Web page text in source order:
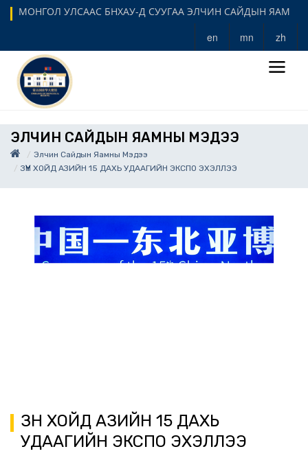
МОНГОЛ УЛСААС БНХАУ-Д СУУГАА ЭЛЧИН САЙДЫН ЯАМ
en mn zh
ЭЛЧИН САЙДЫН ЯАМНЫ МЭДЭЭ
Элчин Сайдын Яамны Мэдээ
ЗҮҮН ХОЙД АЗИЙН 15 ДАХЬ УДААГИЙН ЭКСПО ЭХЭЛЛЭЭ
ЗҮҮН ХОЙД АЗИЙН 15 ДАХЬ
УДААГИЙН ЭКСПО ЭХЭЛЛЭЭ